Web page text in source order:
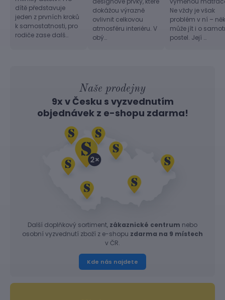
dítě představuje
jeden z prvních kroků
k samostatnosti, pro
rodiče zase dalš…
dokážou výrazně
ovlivnit celkovou
atmosféru interiéru. V
obý…
Ne vždy je však
problém v ní –
může jít i o
postel. Její …
Naše prodejny
9x v Česku s vyzvednutím
objednávek z e-shopu zdarma!
Další doplňkový sortiment, zákaznické centrum nebo
osobní vyzvednutí zboží z e-shopu zdarma na 9 místech
v ČR.
Kde nás najdete